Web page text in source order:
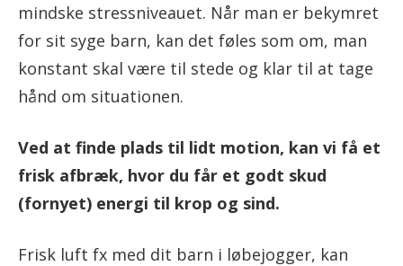
mindske stressniveauet. Når man er bekymret
for sit syge barn, kan det føles som om, man
konstant skal være til stede og klar til at tage
hånd om situationen.
Ved at finde plads til lidt motion, kan vi få et
frisk afbræk, hvor du får et godt skud
(fornyet) energi til krop og sind.
Frisk luft fx med dit barn i løbejogger, kan